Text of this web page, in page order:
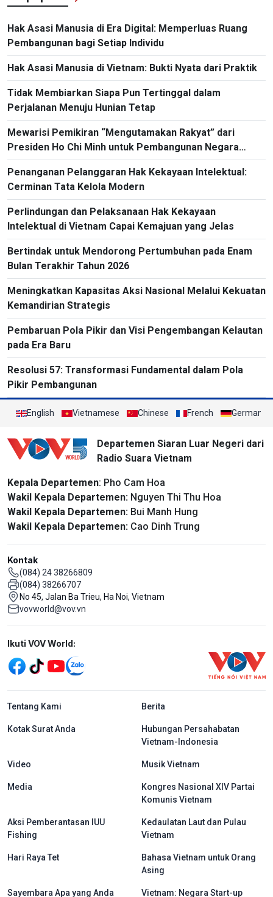
Hak Asasi Manusia di Era Digital: Memperluas Ruang
Pembangunan bagi Setiap Individu
Hak Asasi Manusia di Vietnam: Bukti Nyata dari Praktik
Tidak Membiarkan Siapa Pun Tertinggal dalam
Perjalanan Menuju Hunian Tetap
Mewarisi Pemikiran “Mengutamakan Rakyat” dari
Presiden Ho Chi Minh untuk Pembangunan Negara
Masa Kini
Penanganan Pelanggaran Hak Kekayaan Intelektual:
Cerminan Tata Kelola Modern
Perlindungan dan Pelaksanaan Hak Kekayaan
Intelektual di Vietnam Capai Kemajuan yang Jelas
Bertindak untuk Mendorong Pertumbuhan pada Enam
Bulan Terakhir Tahun 2026
Meningkatkan Kapasitas Aksi Nasional Melalui Kekuatan
Kemandirian Strategis
Pembaruan Pola Pikir dan Visi Pengembangan Kelautan
pada Era Baru
Resolusi 57: Transformasi Fundamental dalam Pola
Pikir Pembangunan
English Vietnamese Chinese French German
Departemen Siaran Luar Negeri dari
Radio Suara Vietnam
Kepala Departemen: Pho Cam Hoa
Wakil Kepala Departemen: Nguyen Thi Thu Hoa
Wakil Kepala Departemen: Bui Manh Hung
Wakil Kepala Departemen: Cao Dinh Trung
Kontak
(084) 24 38266809
(084) 38266707
No 45, Jalan Ba Trieu, Ha Noi, Vietnam
vovworld@vov.vn
Mạng xã hội
Ikuti VOV World:
menu footer tiếng Indo
Tentang Kami Berita
Kotak Surat Anda
Hubungan Persahabatan
Vietnam-Indonesia
Video Musik Vietnam
Media
Kongres Nasional XIV Partai
Komunis Vietnam
Aksi Pemberantasan IUU
Fishing
Kedaulatan Laut dan Pulau
Vietnam
Hari Raya Tet
Bahasa Vietnam untuk Orang
Asing
Sayembara Apa yang Anda Vietnam: Negara Start-up